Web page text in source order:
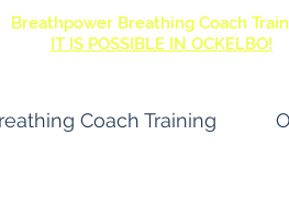
Breathpower Breathing Coach
IT IS POSSIBLE IN OCKELBO!
Coach Training